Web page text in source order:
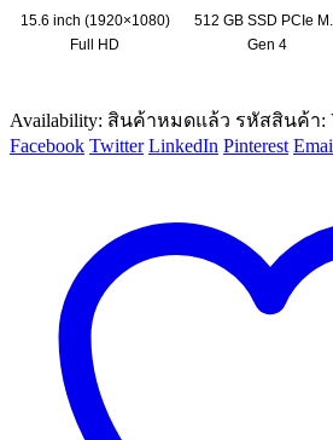
15.6 inch (1920×1080)
Full HD
512 GB SSD PCIe
Gen 4
Availability: สินค้าหมดแล้ว รหัสสินค้า:
Facebook Twitter LinkedIn Pinterest